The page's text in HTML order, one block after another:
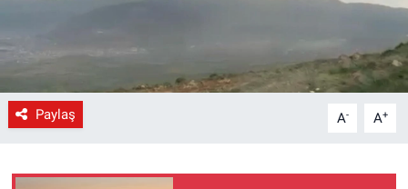
Paylaş A- A+
Siyaset
Spor
Yerel